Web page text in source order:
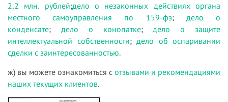
2,2 млн. рублей;дело о незаконных действиях органа
местного самоуправления по 159-фз; дело о
конденсате; дело о конопатке;дело о защите
интеллектуальной собственности; дело об оспаривании
сделки с заинтересованностью.
ж) вы можете ознакомиться с отзывами и рекомендациями
наших текущих клиентов.